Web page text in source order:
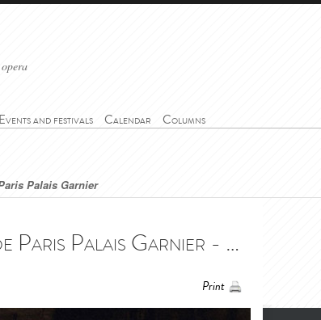
Events and festivals Calendar Columns
Palais Garnier
Inaugural concert - Opéra de Paris Palais Garnier - Concert inaugural de l'Opéra de Paris - Palais Garnier (2021)
Print